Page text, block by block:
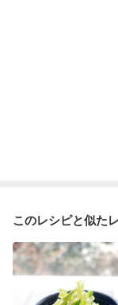
このレシピと似た